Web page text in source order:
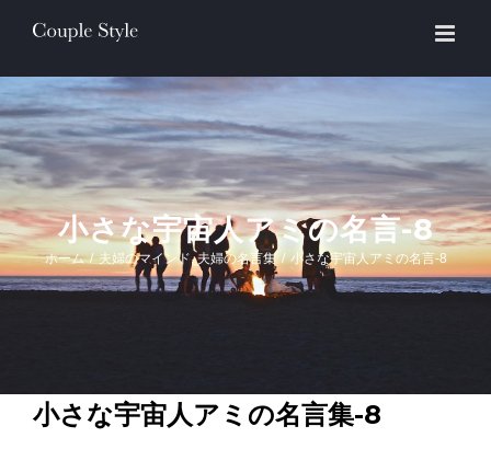
content
小さな宇宙人アミの名言-8
ホーム / 夫婦のマインド,夫婦の名言集 / 小さな宇宙人アミの名言-8
小さな宇宙人アミの名言集-8